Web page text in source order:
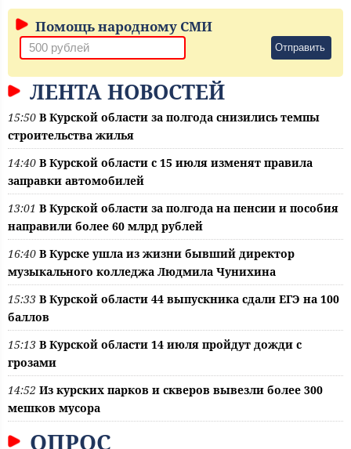
Помощь народному СМИ
Отправить
ЛЕНТА НОВОСТЕЙ
15:50 В Курской области за полгода снизились темпы
строительства жилья
14:40 В Курской области с 15 июля изменят правила
заправки автомобилей
13:01 В Курской области за полгода на пенсии и пособия
направили более 60 млрд рублей
16:40 В Курске ушла из жизни бывший директор
музыкального колледжа Людмила Чунихина
15:33 В Курской области 44 выпускника сдали ЕГЭ на 100
баллов
15:13 В Курской области 14 июля пройдут дожди с
грозами
14:52 Из курских парков и скверов вывезли более 300
мешков мусора
ОПРОС